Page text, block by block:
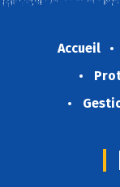
Accueil